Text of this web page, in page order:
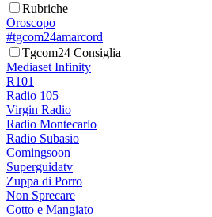
Rubriche
Oroscopo
#tgcom24amarcord
Tgcom24 Consiglia
Mediaset Infinity
R101
Radio 105
Virgin Radio
Radio Montecarlo
Radio Subasio
Comingsoon
Superguidatv
Zuppa di Porro
Non Sprecare
Cotto e Mangiato